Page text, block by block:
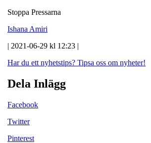
Stoppa Pressarna
Ishana Amiri
| 2021-06-29 kl 12:23 |
Har du ett nyhetstips? Tipsa oss om nyheter!
Dela Inlägg
Facebook
Twitter
Pinterest